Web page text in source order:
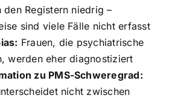
den Registern niedrig –
sind viele Fälle nicht erfasst
Frauen, die psychiatrische
werden eher diagnostiziert
zu PMS-Schweregrad:
nicht zwischen